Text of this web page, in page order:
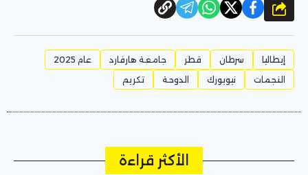
شارك
إيطاليا سرطان قطر جامعة هارفارد
عام 2025
النجمات
نيويورك الدوحة تكريم
الأكثر قراءة